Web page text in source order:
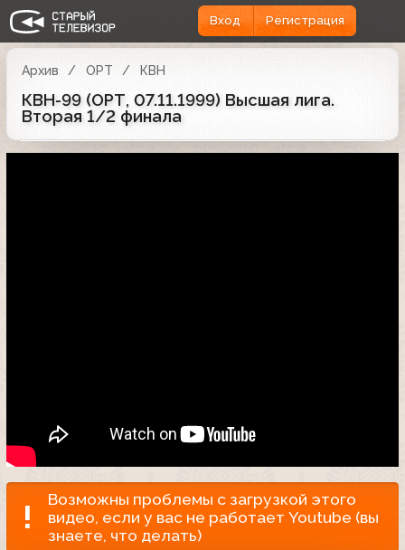
Вход Регистрация
Архив ОРТ КВН
КВН-99 (ОРТ, 07.11.1999) Высшая лига.
Вторая 1/2 финала
Возможны проблемы с загрузкой этого
видео, если у вас не работает Youtube (вы
знаете, что делать)